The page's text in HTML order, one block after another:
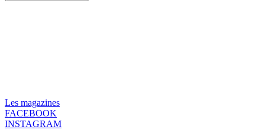
Les magazines
FACEBOOK
INSTAGRAM